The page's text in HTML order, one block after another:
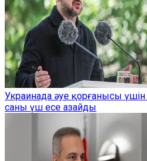
Украинада әуе қорғанысы
саны үш есе азайды